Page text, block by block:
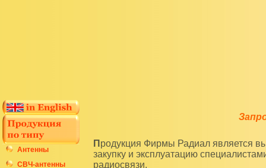
Антенны
СВЧ-антенны
Продукция Фирмы Радиал является высокотехнологичным оборудованием и подразумевает
закупку и эксплуатацию
радиосвязи.